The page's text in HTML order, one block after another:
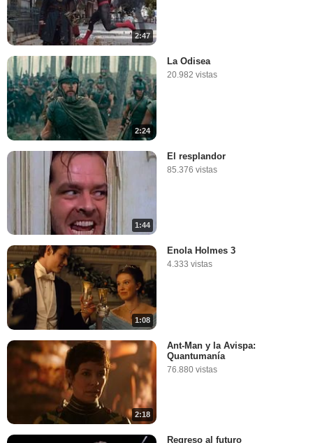
2:47
2:24
La Odisea
20.982 vistas
1:44
El resplandor
85.376 vistas
1:08
Enola Holmes 3
4.333 vistas
2:18
Ant-Man y la Avispa:
Quantumanía
76.880 vistas
Regreso al futuro